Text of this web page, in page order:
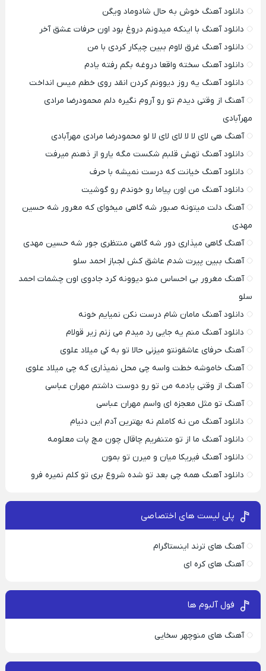
دانلود آهنگ خوش به حال شادوماد ویگن
دانلود آهنگ با اینکه میدونم دروغ بود اون حرفات عشق آخر
دانلود آهنگ غرق لاوم ببین چیکار کردی با من
دانلود آهنگ سخته واقعا دروغه بگم رفته یادم
دانلود آهنگ یه روز دیوونم کردن انقد روی خطم میس انداخت
آهنگ از وقتی دیدم تو رو آروم نگیره دلم محمودرضا مرادی
مهرآبادی
آهنگ هی لای لا لا لای لای لا لو محمودرضا مرادی مهرآبادی
دانلود آهنگ تهش قلبم شکست مگه یارو از ذهنم میرفت
دانلود آهنگ خیانت که درست نمیشه با حرف
دانلود آهنگ من اون پیاما رو خوندم رو گوشیت
آهنگ دلت میتونه صبور شه گاهی میخوای که مغرور شه حسین
مهدی
آهنگ گاهی میذاری دور شه گاهی منتظری جور شه حسین مهدی
آهنگ ببین پیرت شدم عاشق کش لجباز احمد سلو
آهنگ مغرور بی احساس منو دیوونه کرد جادوی اون چشمات احمد
سلو
دانلود آهنگ مامان شام درست نکن نمیایم خونه
دانلود آهنگ منم یه جایی رد میدم می زنم زیر قولام
آهنگ حرفای عاشقونتو میزنی حالا تو به کی میلاد علوی
آهنگ خاموشه خطت واسه چی محل نمیذاری که چی میلاد علوی
آهنگ از وقتی یادمه من تو رو دوست داشتم مهران عباسی
آهنگ تو مثل معجزه ای واسم مهران عباسی
دانلود آهنگ من نه کاملم نه بهترین آدم این دنیام
دانلود آهنگ ما از تو متنفریم چاقال چون مچ پات معلومه
دانلود آهنگ فیریکا میان و میرن تو بمون
دانلود آهنگ همه چی بعد تو شده شروع بری تو کلم نمیره فرو
پلی لیست های اختصاصی
آهنگ های ترند اینستاگرام
آهنگ های کره ای
فول آلبوم ها
آهنگ های منوچهر سخایی